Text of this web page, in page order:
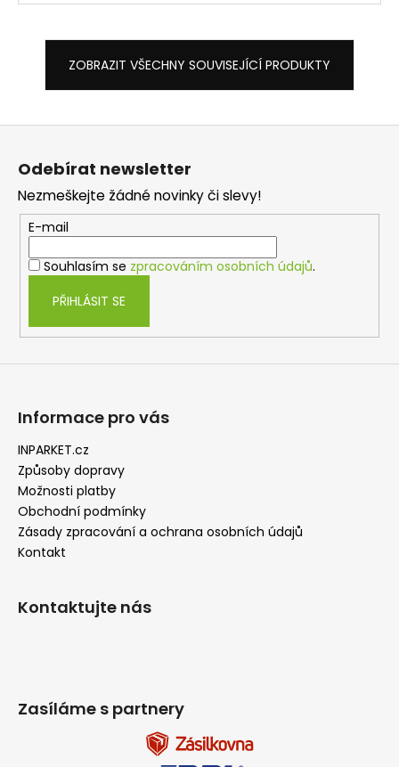
ZOBRAZIT VŠECHNY SOUVISEJÍCÍ PRODUKTY
Odebírat newsletter
Nezmeškejte žádné novinky či slevy!
E-mail
Souhlasím se zpracováním osobních údajů.
PŘIHLÁSIT SE
Informace pro vás
INPARKET.cz
Způsoby dopravy
Možnosti platby
Obchodní podmínky
Zásady zpracování a ochrana osobních údajů
Kontakt
Kontaktujte nás
Zasíláme s partnery